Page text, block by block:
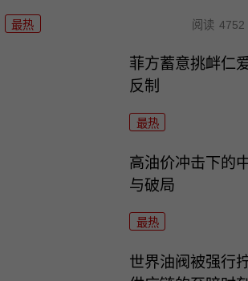
最热 阅读 4752
菲方蓄意挑衅仁
反制
最热
高油价冲击下的
与破局
最热
世界油阀被强行